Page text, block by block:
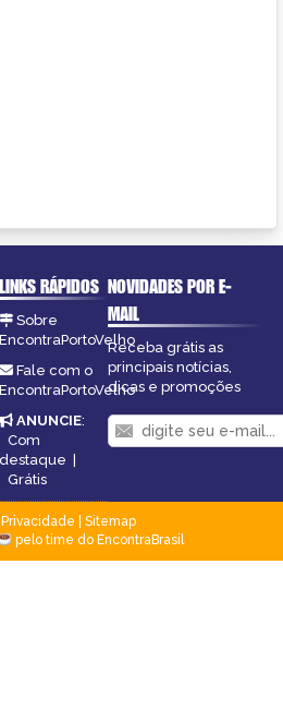
LINKS RÁPIDOS
Sobre
EncontraPortoVelho
Fale com o
EncontraPortoVelho
ANUNCIE:
Com
destaque
Grátis
NOVIDADES POR E-
MAIL
Receba grátis as
principais notícias,
dicas e promoções
Privacidade
Sitemap
pelo time do EncontraBrasil